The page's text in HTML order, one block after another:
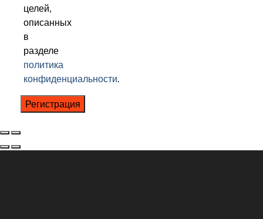
целей,
описанных
в
разделе
политика
конфиденциальности.
Регистрация